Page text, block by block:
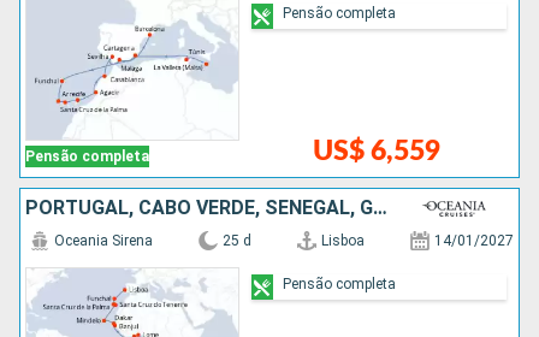
Pensão completa US$ 6,559
Pensão completa
PORTUGAL, CABO VERDE, SENEGAL, GANA, TOGO, SAO TOMÉ ET PRINCIPE, NAMIBIA, AFRICA DO SUL
Oceania Sirena 25 d Lisboa 14/01/2027
Pensão completa